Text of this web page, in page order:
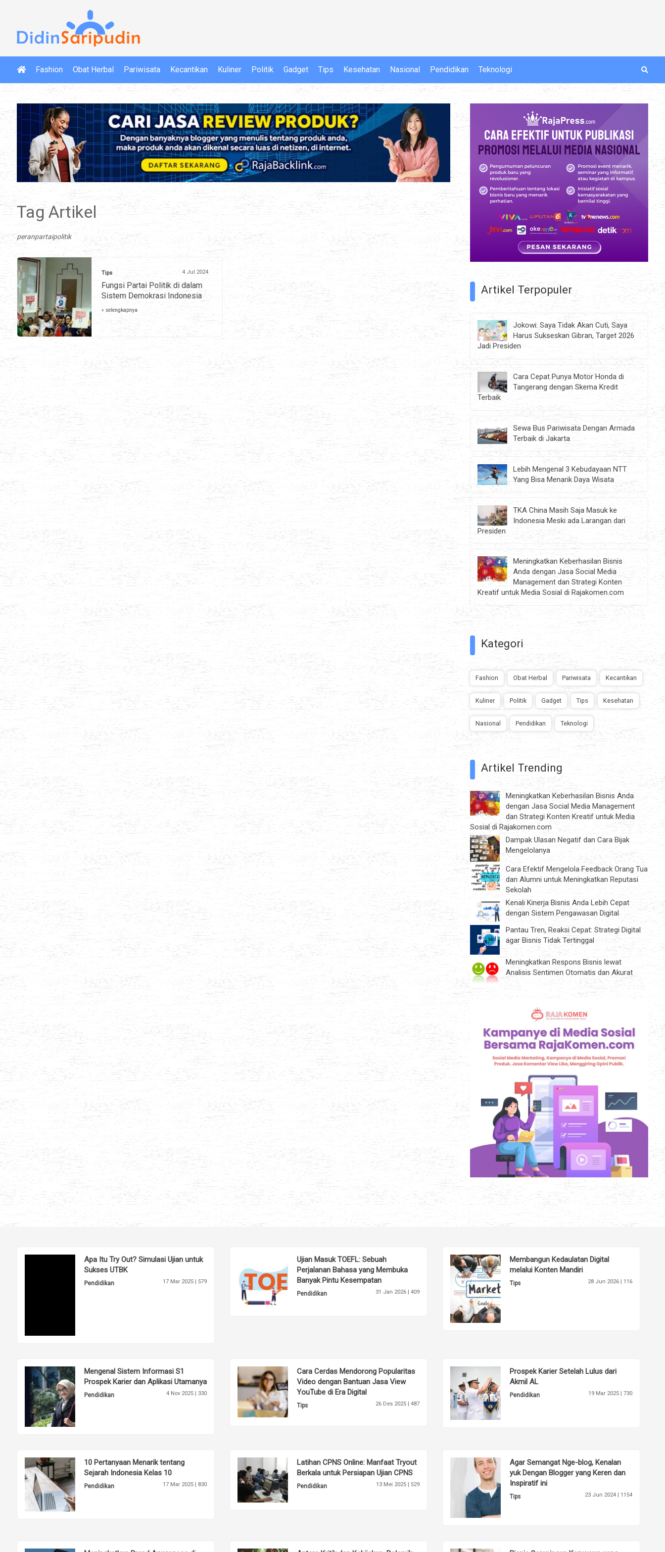
Fashion Obat Herbal Pariwisata Kecantikan Kuliner Politik Gadget Tips Kesehatan Nasional Pendidikan Teknologi
Tag Artikel
peranpartaipolitik
Tips 4 Jul 2024
Fungsi Partai Politik di dalam
Sistem Demokrasi Indonesia
» selengkapnya
Artikel Terpopuler
Jokowi: Saya Tidak Akan Cuti, Saya
Harus Sukseskan Gibran, Target 2026
Jadi Presiden
Cara Cepat Punya Motor Honda di
Tangerang dengan Skema Kredit
Terbaik
Sewa Bus Pariwisata Dengan Armada
Terbaik di Jakarta
Lebih Mengenal 3 Kebudayaan NTT
Yang Bisa Menarik Daya Wisata
TKA China Masih Saja Masuk ke
Indonesia Meski ada Larangan dari
Presiden
Meningkatkan Keberhasilan Bisnis
Anda dengan Jasa Social Media
Management dan Strategi Konten
Kreatif untuk Media Sosial di Rajakomen.com
Kategori
Fashion Obat Herbal Pariwisata Kecantikan
Kuliner Politik Gadget Tips Kesehatan
Nasional Pendidikan Teknologi
Artikel Trending
Meningkatkan Keberhasilan Bisnis Anda
dengan Jasa Social Media Management
dan Strategi Konten Kreatif untuk Media
Sosial di Rajakomen.com
Dampak Ulasan Negatif dan Cara Bijak
Mengelolanya
Cara Efektif Mengelola Feedback Orang Tua
dan Alumni untuk Meningkatkan Reputasi
Sekolah
Kenali Kinerja Bisnis Anda Lebih Cepat
dengan Sistem Pengawasan Digital
Pantau Tren, Reaksi Cepat: Strategi Digital
agar Bisnis Tidak Tertinggal
Meningkatkan Respons Bisnis lewat
Analisis Sentimen Otomatis dan Akurat
Apa Itu Try Out? Simulasi Ujian untuk
Sukses UTBK
Pendidikan 17 Mar 2025 | 579
Ujian Masuk TOEFL: Sebuah
Perjalanan Bahasa yang Membuka
Banyak Pintu Kesempatan
Pendidikan 31 Jan 2026 | 409
Membangun Kedaulatan Digital
melalui Konten Mandiri
Tips 28 Jun 2026 | 116
Mengenal Sistem Informasi S1
Prospek Karier dan Aplikasi Utamanya
Pendidikan 4 Nov 2025 | 330
Cara Cerdas Mendorong Popularitas
Video dengan Bantuan Jasa View
YouTube di Era Digital
Tips 26 Des 2025 | 487
Prospek Karier Setelah Lulus dari
Akmil AL
Pendidikan 19 Mar 2025 | 730
10 Pertanyaan Menarik tentang
Sejarah Indonesia Kelas 10
Pendidikan 17 Mar 2025 | 830
Latihan CPNS Online: Manfaat Tryout
Berkala untuk Persiapan Ujian CPNS
Pendidikan 13 Mei 2025 | 529
Agar Semangat Nge-blog, Kenalan
yuk Dengan Blogger yang Keren dan
Inspiratif ini
Tips 23 Jun 2024 | 1154